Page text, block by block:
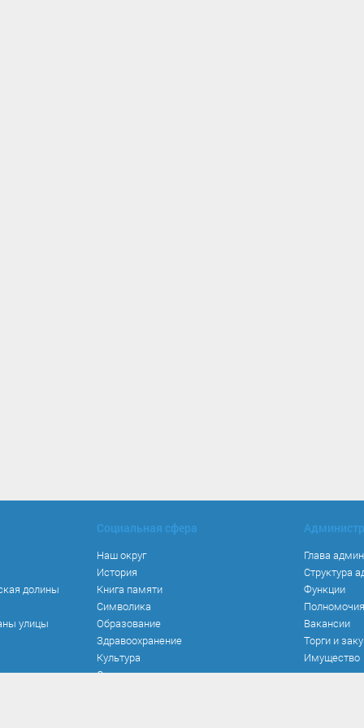
долины
улицы
Социальная сфера
Наш округ
История
Книга памяти
Символика
Образование
Здравоохранение
Культура
Спорт
Глава
Структура
Функции
Вакансии
Торги и
Имущество